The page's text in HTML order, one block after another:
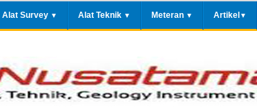
Alat Survey ▼ Alat Teknik ▼ Meteran ▼ Artikel ▼